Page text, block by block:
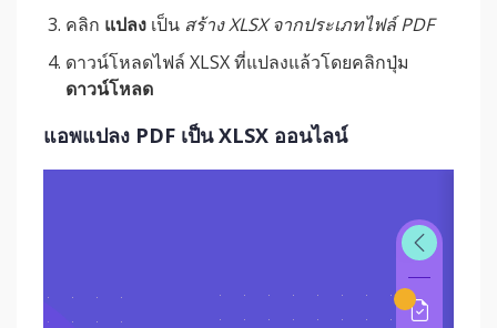
คลิก แปลง เป็น สร้าง XLSX จากประเภทไฟล์ PDF
ดาวน์โหลดไฟล์ XLSX ที่แปลงแล้วโดยคลิกปุ่ม
ดาวน์โหลด
แอพแปลง PDF เป็น XLSX ออนไลน์